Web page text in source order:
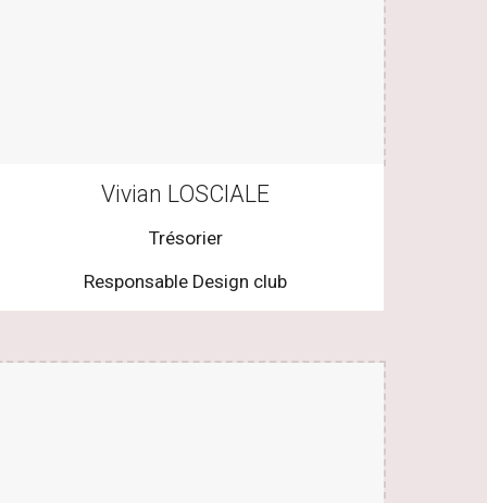
Vivian LOSCIALE
Trésorier
Responsable Design club